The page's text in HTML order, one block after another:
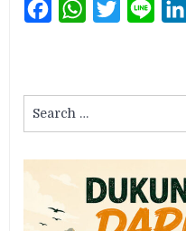
FacebookWhatsAppTwitterLine
for: